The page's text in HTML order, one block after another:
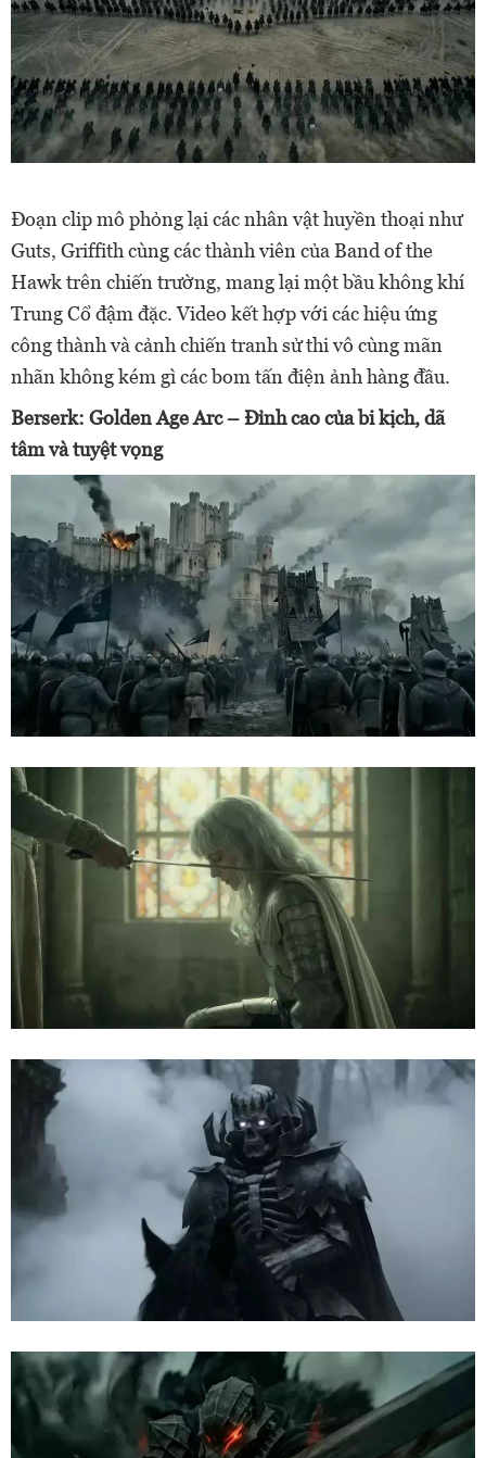
Đoạn clip mô phỏng lại các nhân vật huyền thoại như
Guts, Griffith cùng các thành viên của Band of the
Hawk trên chiến trường, mang lại một bầu không khí
Trung Cổ đậm đặc. Video kết hợp với các hiệu ứng
công thành và cảnh chiến tranh sử thi vô cùng mãn
nhãn không kém gì các bom tấn điện ảnh hàng đầu.
Berserk: Golden Age Arc – Đỉnh cao của bi kịch, dã
tâm và tuyệt vọng